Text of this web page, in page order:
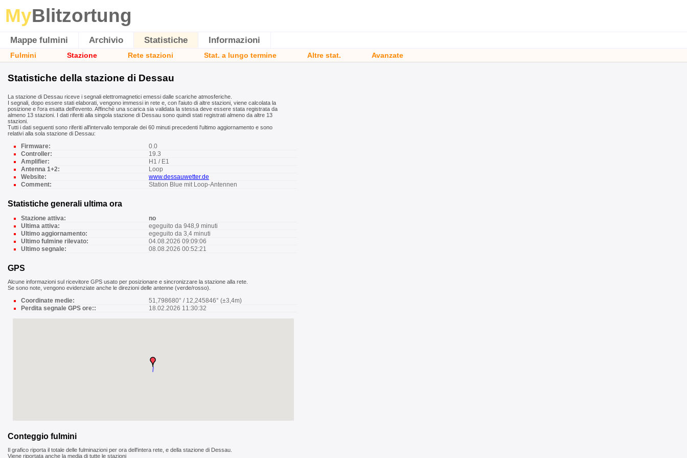
MyBlitzortung
Mappe fulmini Archivio Statistiche Informazioni
Fulmini Stazione Rete stazioni Stat. a lungo termine Altre stat. Avanzate
Statistiche della stazione di Dessau
La stazione di Dessau riceve i segnali elettromagnetici emessi dalle scariche atmosferiche.
I segnali, dopo essere stati elaborati, vengono immessi in rete e, con l'aiuto di altre stazioni, viene calcolata la
posizione e l'ora esatta dell'evento. Affinchè una scarica sia validata la stessa deve essere stata registrata da
almeno 13 stazioni. I dati riferiti alla singola stazione di Dessau sono quindi stati registrati almeno da altre 13
stazioni.
Tutti i dati seguenti sono riferiti all'intervallo temporale dei 60 minuti precedenti l'ultimo aggiornamento e sono
relativi alla sola stazione di Dessau:
Firmware:
0.0
Controller:
19.3
Amplifier:
H1 / E1
Antenna 1+2:
Loop
Website:
www.dessauwetter.de
Comment:
Station Blue mit Loop-Antennen
Statistiche generali ultima ora
Stazione attiva:
no
Ultima attiva:
egeguito da 948,9 minuti
Ultimo aggiornamento:
egeguito da 3,4 minuti
Ultimo fulmine rilevato:
04.08.2026 09:09:06
Ultimo segnale:
08.08.2026 00:52:21
GPS
Alcune informazioni sul ricevitore GPS usato per posizionare e sincronizzare la stazione alla rete.
Se sono note, vengono evidenziate anche le direzioni delle antenne (verde/rosso).
Coordinate medie:
51,798680° / 12,245846° (±3,4m)
Perdita segnale GPS ore::
18.02.2026 11:30:32
Conteggio fulmini
Il grafico riporta il totale delle fulminazioni per ora dell'intera rete, e della stazione di Dessau.
Viene riportata anche la media di tutte le stazioni